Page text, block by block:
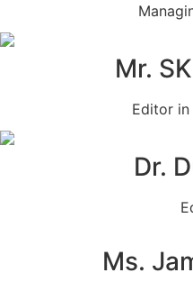
Mr.
Editor in
Dr.
Ms.